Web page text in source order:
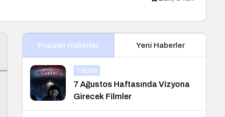
Popüler Haberler Yeni Haberler
Yaşam
7 Ağustos Haftasında Vizyona
Girecek Filmler